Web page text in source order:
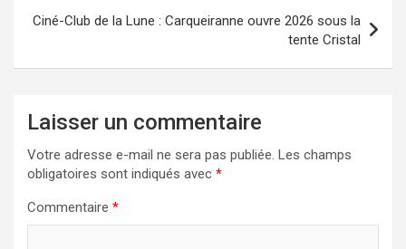
Ciné-Club de la Lune : Carqueiranne ouvre 2026 sous la
tente Cristal
Laisser un commentaire
Votre adresse e-mail ne sera pas publiée. Les champs
obligatoires sont indiqués avec *
Commentaire *